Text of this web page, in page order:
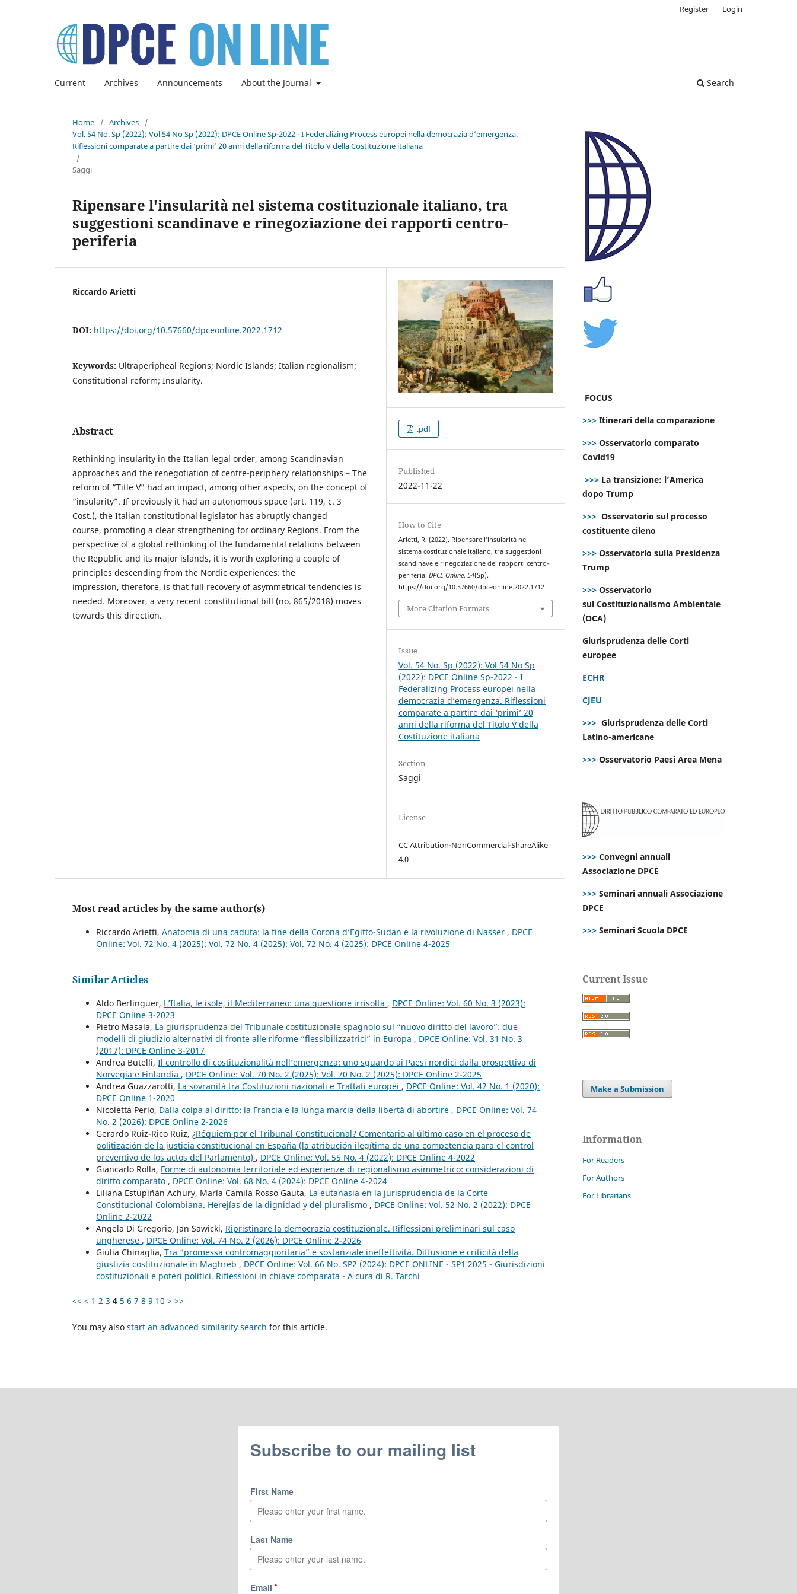
Current Archives Announcements About the Journal Search
Register Login
Home / Archives
/
Vol. 54 No. Sp (2022): Vol 54 No Sp (2022): DPCE Online Sp-2022 - I Federalizing Process europei nella democrazia d’emergenza.
Riflessioni comparate a partire dai ‘primi’ 20 anni della riforma del Titolo V della Costituzione italiana
/
Saggi
Ripensare l'insularità nel sistema costituzionale italiano, tra
suggestioni scandinave e rinegoziazione dei rapporti centro-
periferia
Riccardo Arietti
DOI: https://doi.org/10.57660/dpceonline.2022.1712
Keywords: Ultraperipheal Regions; Nordic Islands; Italian regionalism;
Constitutional reform; Insularity.
Abstract
Rethinking insularity in the Italian legal order, among Scandinavian
approaches and the renegotiation of centre-periphery relationships – The
reform of “Title V” had an impact, among other aspects, on the concept of
“insularity”. If previously it had an autonomous space (art. 119, c. 3
Cost.), the Italian constitutional legislator has abruptly changed
course, promoting a clear strengthening for ordinary Regions. From the
perspective of a global rethinking of the fundamental relations between
the Republic and its major islands, it is worth exploring a couple of
principles descending from the Nordic experiences: the
impression, therefore, is that full recovery of asymmetrical tendencies is
needed. Moreover, a very recent constitutional bill (no. 865/2018) moves
towards this direction.
.pdf
Published
2022-11-22
How to Cite
Arietti, R. (2022). Ripensare l’insularità nel
sistema costituzionale italiano, tra suggestioni
scandinave e rinegoziazione dei rapporti centro-
periferia.DPCE Online,54(Sp).
https://doi.org/10.57660/dpceonline.2022.1712
More Citation Formats
Issue
Vol. 54 No. Sp (2022): Vol 54 No Sp
(2022): DPCE Online Sp-2022 - I
Federalizing Process europei nella
democrazia d’emergenza. Riflessioni
comparate a partire dai ‘primi’ 20
anni della riforma del Titolo V della
Costituzione italiana
Section
Saggi
License
CC Attribution-NonCommercial-ShareAlike
4.0
Most read articles by the same author(s)
Riccardo Arietti, Anatomia di una caduta: la fine della Corona d’Egitto-Sudan e la rivoluzione di Nasser , DPCE
Online: Vol. 72 No. 4 (2025): Vol. 72 No. 4 (2025): Vol. 72 No. 4 (2025): DPCE Online 4-2025
Similar Articles
Aldo Berlinguer, L’Italia, le isole, il Mediterraneo: una questione irrisolta , DPCE Online: Vol. 60 No. 3 (2023):
DPCE Online 3-2023
Pietro Masala, La giurisprudenza del Tribunale costituzionale spagnolo sul “nuovo diritto del lavoro”: due
modelli di giudizio alternativi di fronte alle riforme “flessibilizzatrici” in Europa , DPCE Online: Vol. 31 No. 3
(2017): DPCE Online 3-2017
Andrea Butelli, Il controllo di costituzionalità nell’emergenza: uno sguardo ai Paesi nordici dalla prospettiva di
Norvegia e Finlandia , DPCE Online: Vol. 70 No. 2 (2025): Vol. 70 No. 2 (2025): DPCE Online 2-2025
Andrea Guazzarotti, La sovranità tra Costituzioni nazionali e Trattati europei , DPCE Online: Vol. 42 No. 1 (2020):
DPCE Online 1-2020
Nicoletta Perlo, Dalla colpa al diritto: la Francia e la lunga marcia della libertà di abortire , DPCE Online: Vol. 74
No. 2 (2026): DPCE Online 2-2026
Gerardo Ruiz-Rico Ruiz, ¿Réquiem por el Tribunal Constitucional? Comentario al último caso en el proceso de
politización de la justicia constitucional en España (la atribución ilegítima de una competencia para el control
preventivo de los actos del Parlamento) , DPCE Online: Vol. 55 No. 4 (2022): DPCE Online 4-2022
Giancarlo Rolla, Forme di autonomia territoriale ed esperienze di regionalismo asimmetrico: considerazioni di
diritto comparato , DPCE Online: Vol. 68 No. 4 (2024): DPCE Online 4-2024
Liliana Estupiñán Achury, María Camila Rosso Gauta, La eutanasia en la jurisprudencia de la Corte
Constitucional Colombiana. Herejías de la dignidad y del pluralismo , DPCE Online: Vol. 52 No. 2 (2022): DPCE
Online 2-2022
Angela Di Gregorio, Jan Sawicki, Ripristinare la democrazia costituzionale. Riflessioni preliminari sul caso
ungherese , DPCE Online: Vol. 74 No. 2 (2026): DPCE Online 2-2026
Giulia Chinaglia, Tra “promessa contromaggioritaria” e sostanziale ineffettività. Diffusione e criticità della
giustizia costituzionale in Maghreb , DPCE Online: Vol. 66 No. SP2 (2024): DPCE ONLINE - SP1 2025 - Giurisdizioni
costituzionali e poteri politici. Riflessioni in chiave comparata - A cura di R. Tarchi
<< < 1 2 3 4 5 6 7 8 9 10 > >>
You may also start an advanced similarity search for this article.
FOCUS
>>> Itinerari della comparazione
>>> Osservatorio comparato
Covid19
>>> La transizione: l’America
dopo Trump
>>> Osservatorio sul processo
costituente cileno
>>> Osservatorio sulla Presidenza
Trump
>>> Osservatorio
sul Costituzionalismo Ambientale
(OCA)
Giurisprudenza delle Corti
europee
ECHR
CJEU
>>> Giurisprudenza delle Corti
Latino-americane
>>> Osservatorio Paesi Area Mena
>>> Convegni annuali
Associazione DPCE
>>> Seminari annuali Associazione
DPCE
>>> Seminari Scuola DPCE
Current Issue
Make a Submission
Information
For Readers
For Authors
For Librarians